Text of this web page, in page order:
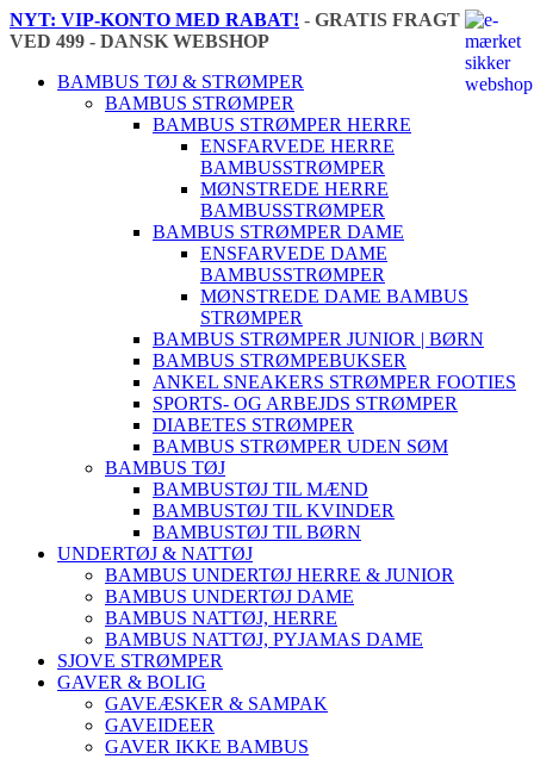
NYT: VIP-KONTO MED RABAT! - GRATIS FRAGT
VED 499 - DANSK WEBSHOP
BAMBUS TØJ & STRØMPER
BAMBUS STRØMPER
BAMBUS STRØMPER HERRE
ENSFARVEDE HERRE
BAMBUSSTRØMPER
MØNSTREDE HERRE
BAMBUSSTRØMPER
BAMBUS STRØMPER DAME
ENSFARVEDE DAME
BAMBUSSTRØMPER
MØNSTREDE DAME BAMBUS
STRØMPER
BAMBUS STRØMPER JUNIOR | BØRN
BAMBUS STRØMPEBUKSER
ANKEL SNEAKERS STRØMPER FOOTIES
SPORTS- OG ARBEJDS STRØMPER
DIABETES STRØMPER
BAMBUS STRØMPER UDEN SØM
BAMBUS TØJ
BAMBUSTØJ TIL MÆND
BAMBUSTØJ TIL KVINDER
BAMBUSTØJ TIL BØRN
UNDERTØJ & NATTØJ
BAMBUS UNDERTØJ HERRE & JUNIOR
BAMBUS UNDERTØJ DAME
BAMBUS NATTØJ, HERRE
BAMBUS NATTØJ, PYJAMAS DAME
SJOVE STRØMPER
GAVER & BOLIG
GAVEÆSKER & SAMPAK
GAVEIDEER
GAVER IKKE BAMBUS